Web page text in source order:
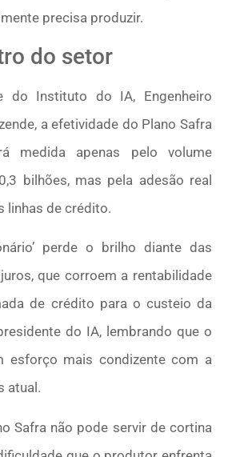
precisa produzir.
do setor
do Instituto do IA, Engenheiro
a efetividade do Plano Safra
medida apenas pelo volume
bilhões, mas pela adesão real
linhas de crédito.
perde o brilho diante das
que corroem a rentabilidade
de crédito para o custeio da
do IA, lembrando que o
esforço mais condizente com a
atual.
Safra não pode servir de cortina